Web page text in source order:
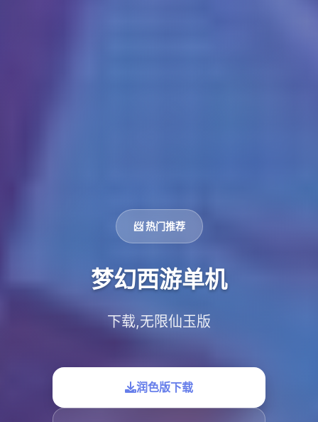
📨 热门推荐
梦幻西游单机
下载,无限仙玉版
润色版下载